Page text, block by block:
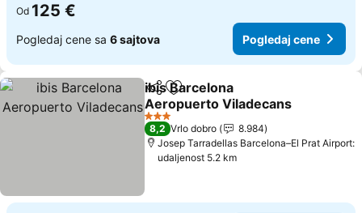
Od 125 €
Pogledaj cene sa 6 sajtova Pogledaj cene
Deli Dodati u favorite
ibis Barcelona
Aeropuerto Viladecans
Pogledaj cene
3 Zvezdice
8,2 Vrlo dobro
8.984
Josep Tarradellas Barcelona–El Prat Airport:
udaljenost 5.2 km